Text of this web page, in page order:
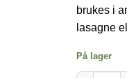
brukes i
lasagne
På lager